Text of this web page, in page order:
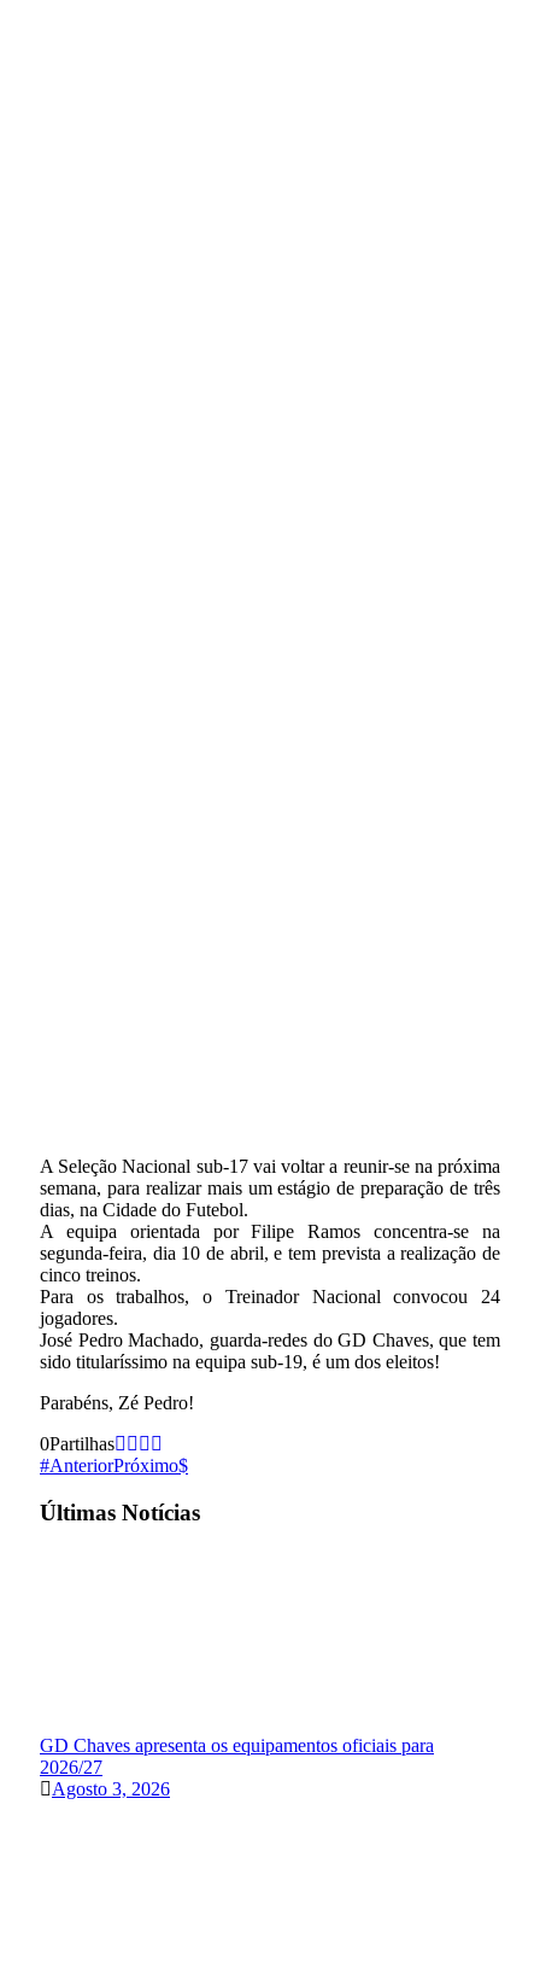
A Seleção Nacional sub-17 vai voltar a reunir-se na próxima
semana, para realizar mais um estágio de preparação de três
dias, na Cidade do Futebol.
A equipa orientada por Filipe Ramos concentra-se na
segunda-feira, dia 10 de abril, e tem prevista a realização de
cinco treinos.
Para os trabalhos, o Treinador Nacional convocou 24
jogadores.
José Pedro Machado, guarda-redes do GD Chaves, que tem
sido titularíssimo na equipa sub-19, é um dos eleitos!
Parabéns, Zé Pedro!
0Partilhas
AnteriorPróximo
Últimas Notícias
GD Chaves apresenta os equipamentos oficiais para
2026/27
Agosto 3, 2026